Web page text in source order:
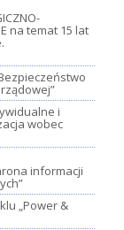
na temat 15 lat
i
wobec
informacji
„Power &